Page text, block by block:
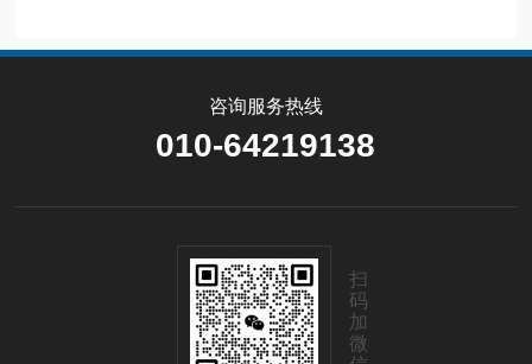
咨询服务热线
010-64219138
扫
码
加
微